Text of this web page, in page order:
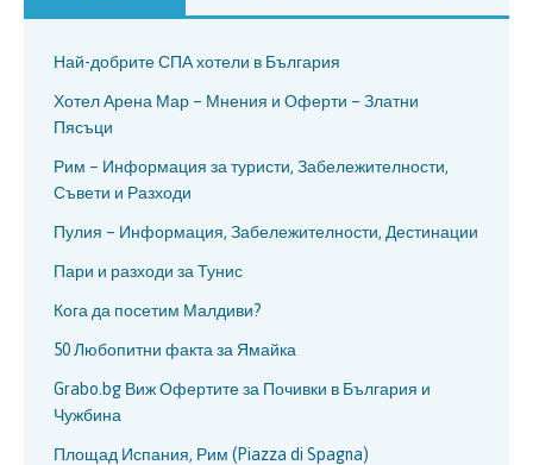
Най-добрите СПА хотели в България
Хотел Арена Мар – Мнения и Оферти – Златни
Пясъци
Рим – Информация за туристи, Забележителности,
Съвети и Разходи
Пулия – Информация, Забележителности, Дестинации
Пари и разходи за Тунис
Кога да посетим Малдиви?
50 Любопитни факта за Ямайка
Grabo.bg Виж Офертите за Почивки в България и
Чужбина
Площад Испания, Рим (Piazza di Spagna)